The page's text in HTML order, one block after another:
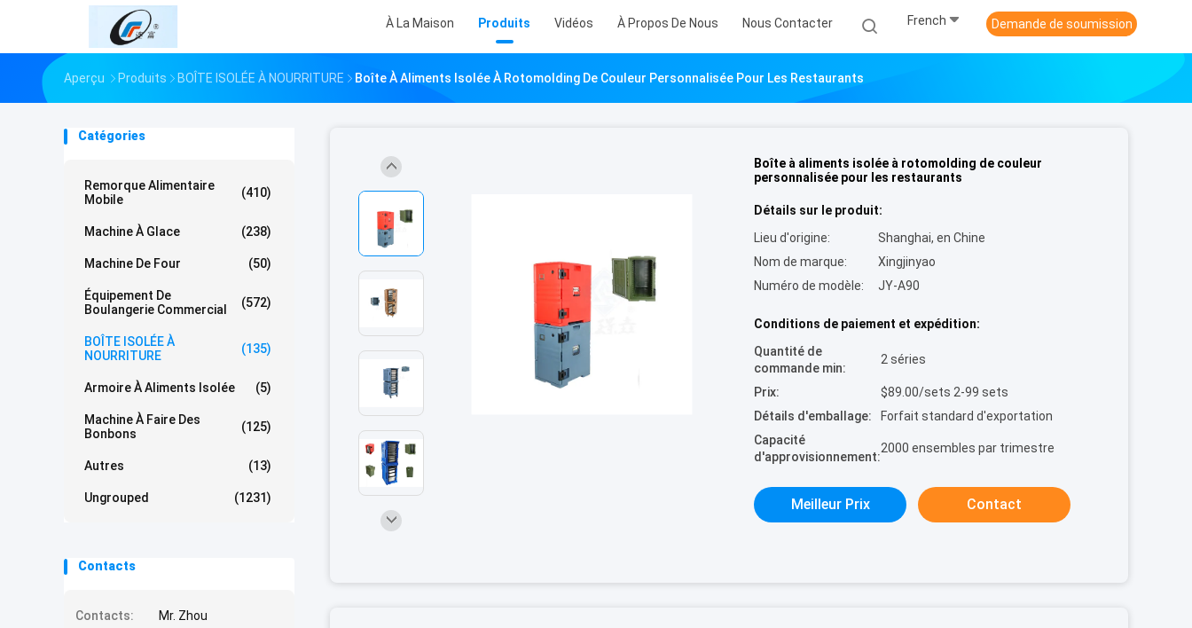
À La Maison Produits Vidéos À Propos De Nous Nous Contacter French Demande de soumission
Aperçu Produits BOÎTE ISOLÉE À NOURRITURE Boîte À Aliments Isolée À Rotomolding De Couleur Personnalisée Pour Les Restaurants
Catégories
Remorque Alimentaire
Mobile
(410)
Machine À Glace (238)
Machine De Four (50)
Équipement De
Boulangerie Commercial
(572)
BOÎTE ISOLÉE À
NOURRITURE
(135)
Armoire À Aliments Isolée (5)
Machine À Faire Des
Bonbons
(125)
Autres (13)
Ungrouped (1231)
Contacts
Contacts:
Mr. Zhou
Boîte à aliments isolée à rotomolding de couleur
personnalisée pour les restaurants
Détails sur le produit:
Lieu d'origine:
Shanghai, en Chine
Nom de marque:
Xingjinyao
Numéro de modèle:
JY-A90
Conditions de paiement et expédition:
Quantité de
commande min:
2 séries
Prix:
$89.00/sets 2-99 sets
Détails d'emballage:
Forfait standard d'exportation
Capacité
d'approvisionnement:
2000 ensembles par trimestre
Meilleur Prix Contact